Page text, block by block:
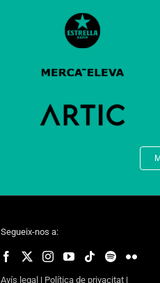
Segueix-nos a:
Avís legal | Política de privacitat |